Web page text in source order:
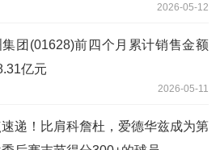
2026-05-12
团(01628)前四个月累计销售金额
亿元
2026-05-11
递！比肩科詹杜，爱德华兹成为第